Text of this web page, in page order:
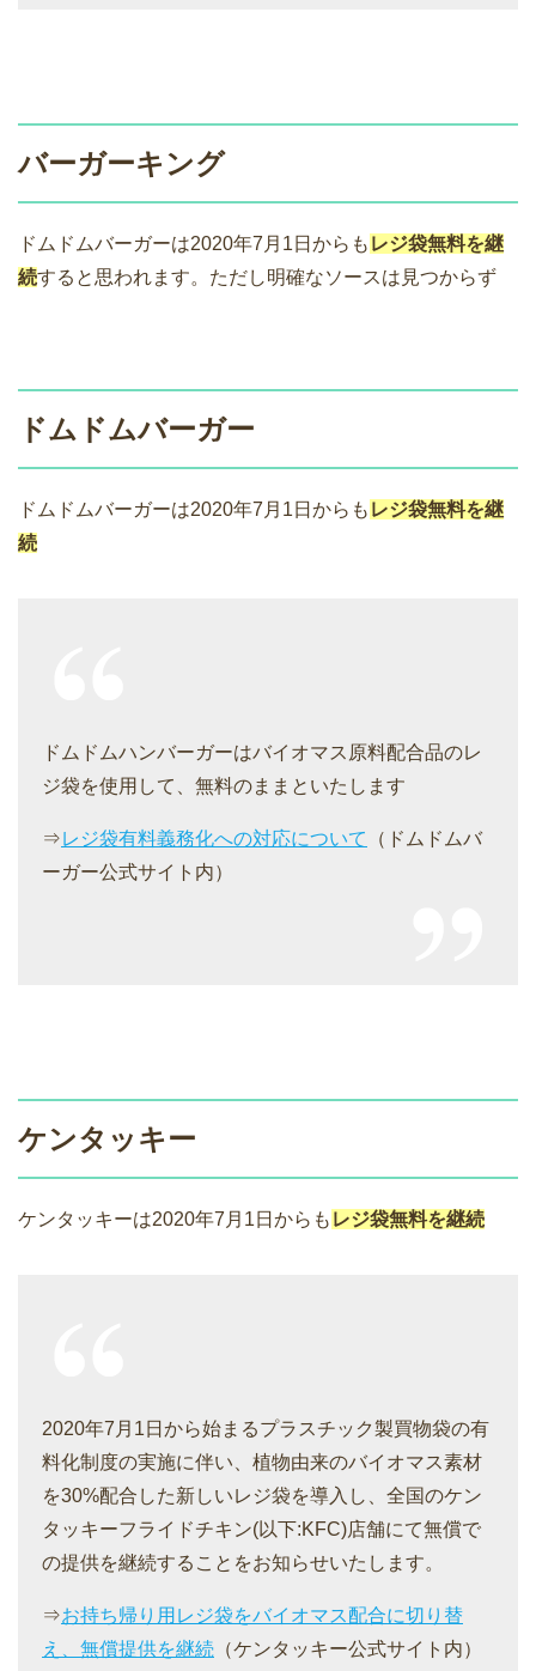
バーガーキング
ドムドムバーガーは2020年7月1日からも レジ袋無料を継
続すると思われます。ただし明確なソースは見つからず
ドムドムバーガー
ドムドムバーガーは2020年7月1日からも レジ袋無料を継
続
ドムドムハンバーガーはバイオマス原料配合品のレ
ジ袋を使用して、無料のままといたします
⇒レジ袋有料義務化への対応について
（ドムドムバ
ーガー公式サイト内）
ケンタッキー
ケンタッキーは2020年7月1日からも レジ袋無料を継続
2020年7月1日から始まるプラスチック製買物袋の有
料化制度の実施に伴い、植物由来のバイオマス素材
を30%配合した新しいレジ袋を導入し、全国のケン
タッキーフライドチキン(以下:KFC)店舗にて無償で
の提供を継続することをお知らせいたします。
⇒お持ち帰り用レジ袋をバイオマス配合に切り替
え、無償提供を継続 （ケンタッキー公式サイト内）